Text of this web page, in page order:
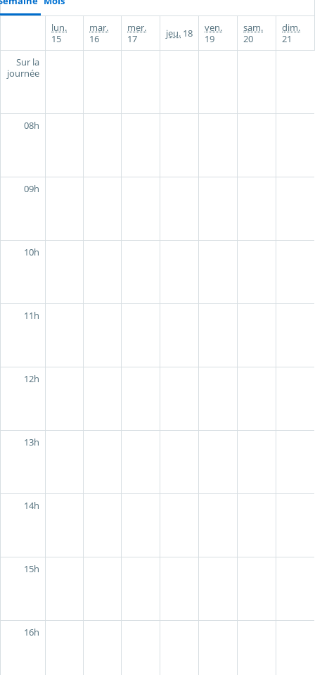
lun.
15
mar.
16
mer.
17
jeu. 18
ven.
19
sam.
20
dim.
21
Sur la
journée
08h
09h
10h
11h
12h
13h
14h
15h
16h